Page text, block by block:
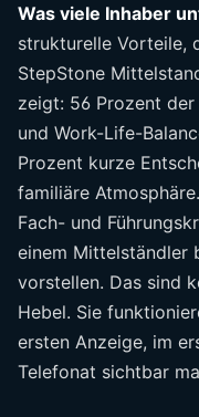
Was viele Inhaber
strukturelle Vorteile,
StepStone
zeigt: 56 Prozent
und Work-Life-
Prozent kurze
familiäre
Fach- und
einem Mittelständler
vorstellen. Das sind
Hebel. Sie
ersten Anzeige, im
Telefonat sichtbar